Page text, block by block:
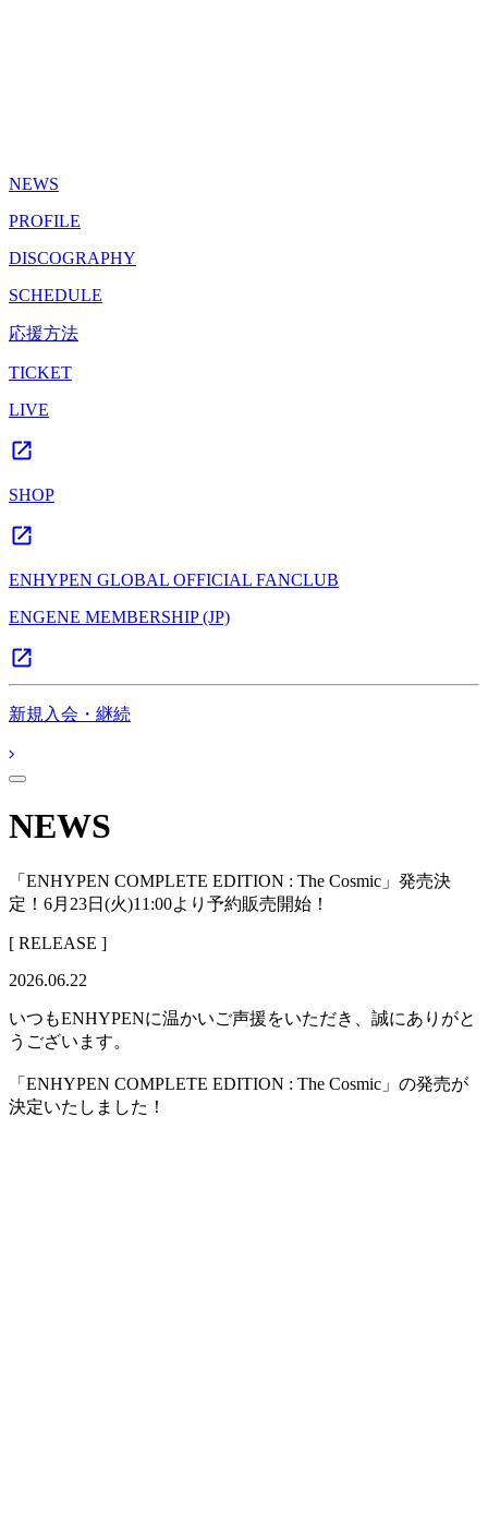
NEWS
PROFILE
DISCOGRAPHY
SCHEDULE
応援方法
TICKET
LIVE
SHOP
ENHYPEN GLOBAL OFFICIAL FANCLUB
ENGENE MEMBERSHIP (JP)
新規入会・継続
NEWS
「ENHYPEN COMPLETE EDITION : The Cosmic」発売決
定！6月23日(火)11:00より予約販売開始！
[ RELEASE ]
2026.06.22
いつもENHYPENに温かいご声援をいただき、誠にありがと
うございます。
「ENHYPEN COMPLETE EDITION : The Cosmic」の発売が
決定いたしました！